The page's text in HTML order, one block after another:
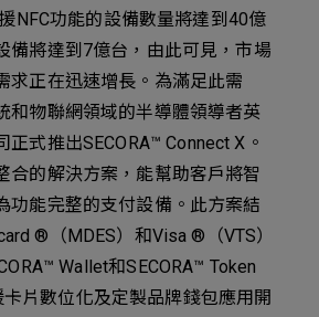
NFC功能的設備數量將達到40億
備將達到7億台，由此可見，市場
求正在迅速增長。為滿足此需
和物聯網領域的半導體領導者英
式推出SECORA™ Connect X。
合的解決方案，能幫助客戶將智
功能完整的支付設備。此方案結
®（MDES）和Visa ®（VTS）
Wallet和SECORA™ Token
片數位化及定製品牌錢包應用開